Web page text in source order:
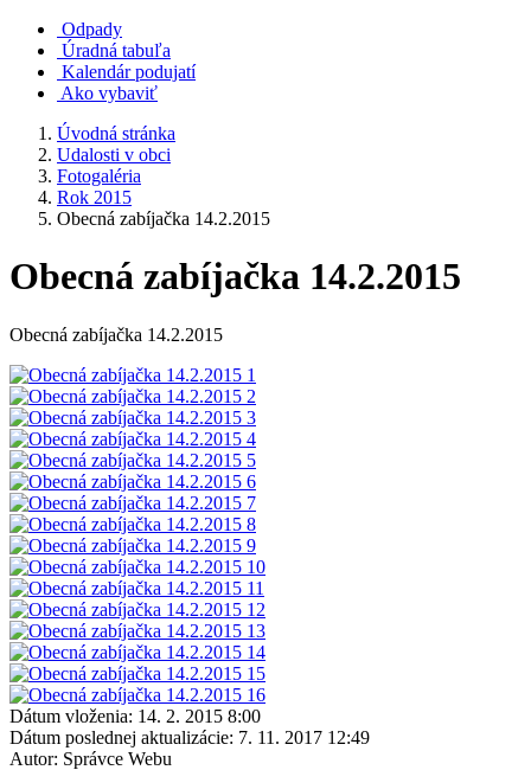
Odpady
Úradná tabuľa
Kalendár podujatí
Ako vybaviť
Úvodná stránka
Udalosti v obci
Fotogaléria
Rok 2015
Obecná zabíjačka 14.2.2015
Obecná zabíjačka 14.2.2015
Obecná zabíjačka 14.2.2015
Dátum vloženia: 14. 2. 2015 8:00
Dátum poslednej aktualizácie: 7. 11. 2017 12:49
Autor: Správce Webu